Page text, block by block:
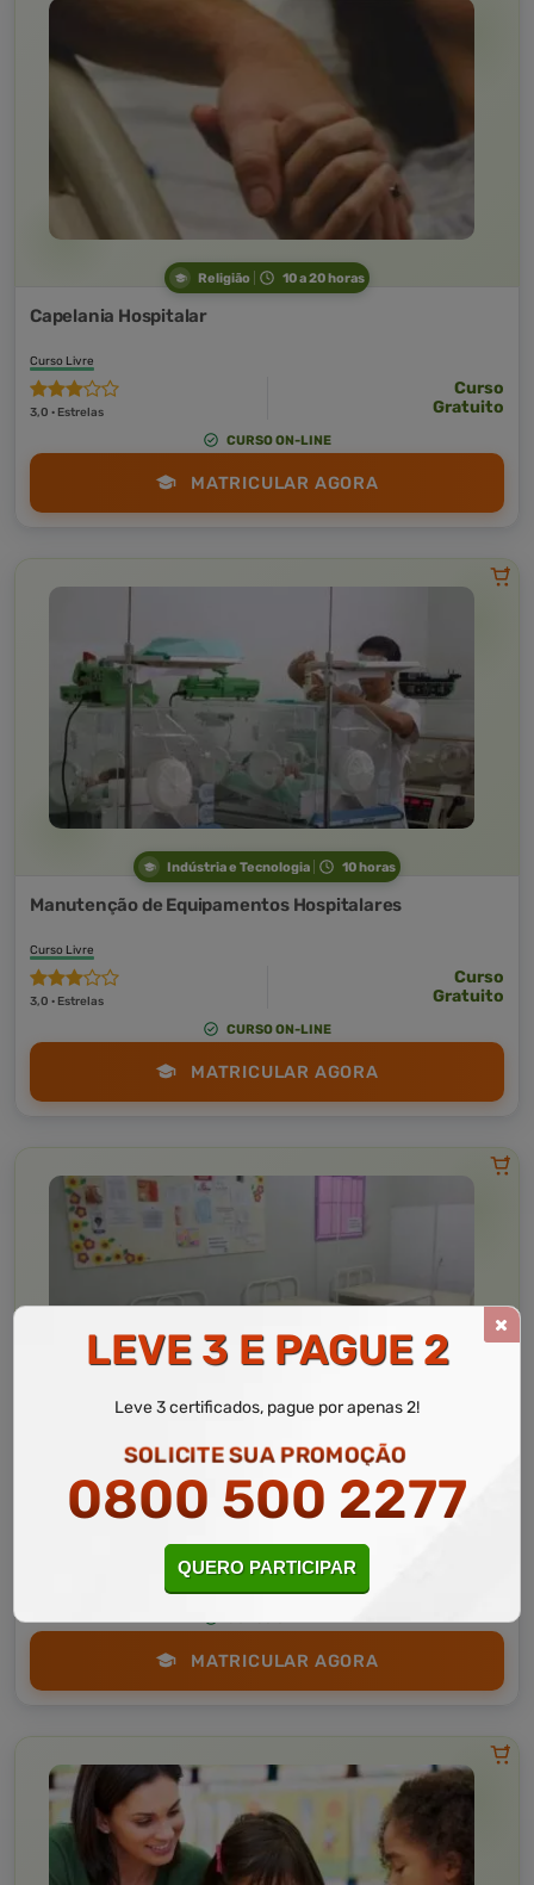
Religião 10 a 20 horas
Capelania Hospitalar
Curso Livre
3,0 · Estrelas
Curso
Gratuito
CURSO ON-LINE
MATRICULAR AGORA
Indústria e Tecnologia 10 horas
Manutenção de Equipamentos Hospitalares
Curso Livre
3,0 · Estrelas
Curso
Gratuito
CURSO ON-LINE
MATRICULAR AGORA
Educação 10 a 40 horas
Zelador Hospitalar
MATRICULAR AGORA
LEVE 3 E PAGUE 2
Leve 3 certificados, pague por apenas 2!
SOLICITE SUA PROMOÇÃO
0800 500 2277
QUERO PARTICIPAR